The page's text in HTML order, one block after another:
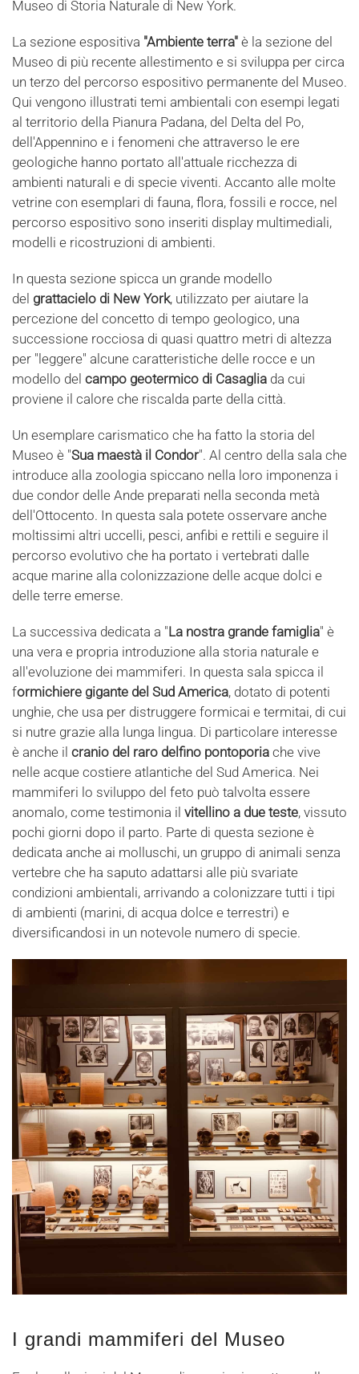
Museo di Storia Naturale di New York.
La sezione espositiva "Ambiente terra" è la sezione del
Museo di più recente allestimento e si sviluppa per circa
un terzo del percorso espositivo permanente del Museo.
Qui vengono illustrati temi ambientali con esempi legati
al territorio della Pianura Padana, del Delta del Po,
dell'Appennino e i fenomeni che attraverso le ere
geologiche hanno portato all'attuale ricchezza di
ambienti naturali e di specie viventi. Accanto alle molte
vetrine con esemplari di fauna, flora, fossili e rocce, nel
percorso espositivo sono inseriti display multimediali,
modelli e ricostruzioni di ambienti.
In questa sezione spicca un grande modello
del grattacielo di New York, utilizzato per aiutare la
percezione del concetto di tempo geologico, una
successione rocciosa di quasi quattro metri di altezza
per "leggere" alcune caratteristiche delle rocce e un
modello del campo geotermico di Casaglia da cui
proviene il calore che riscalda parte della città.
Un esemplare carismatico che ha fatto la storia del
Museo è "Sua maestà il Condor". Al centro della sala che
introduce alla zoologia spiccano nella loro imponenza i
due condor delle Ande preparati nella seconda metà
dell'Ottocento. In questa sala potete osservare anche
moltissimi altri uccelli, pesci, anfibi e rettili e seguire il
percorso evolutivo che ha portato i vertebrati dalle
acque marine alla colonizzazione delle acque dolci e
delle terre emerse.
La successiva dedicata a "La nostra grande famiglia" è
una vera e propria introduzione alla storia naturale e
all'evoluzione dei mammiferi. In questa sala spicca il
formichiere gigante del Sud America, dotato di potenti
unghie, che usa per distruggere formicai e termitai, di cui
si nutre grazie alla lunga lingua. Di particolare interesse
è anche il cranio del raro delfino pontoporia che vive
nelle acque costiere atlantiche del Sud America. Nei
mammiferi lo sviluppo del feto può talvolta essere
anomalo, come testimonia il vitellino a due teste, vissuto
pochi giorni dopo il parto. Parte di questa sezione è
dedicata anche ai molluschi, un gruppo di animali senza
vertebre che ha saputo adattarsi alle più svariate
condizioni ambientali, arrivando a colonizzare tutti i tipi
di ambienti (marini, di acqua dolce e terrestri) e
diversificandosi in un notevole numero di specie.
I grandi mammiferi del Museo